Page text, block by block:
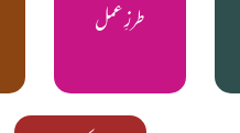
طرزِ عمل